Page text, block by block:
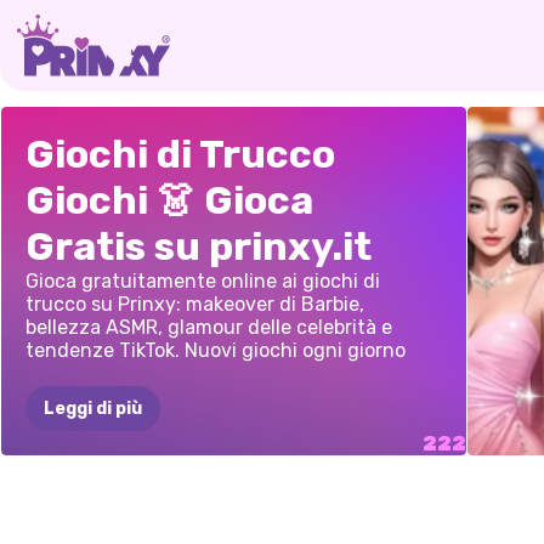
TRASFORMAZIONE
GLAMOUR
TRAVESTIMENTI
DELLA
STAGIONE
DELLA
MOON
SPORTS
LEAGUE
IN
MAKEUP:
SALONE
DI
BELLEZZA
WORLD:
SALONE
BELLEZZA
IL
Giochi di Trucco
Giochi 👗 Gioca
Gratis su prinxy.it
Gioca gratuitamente online ai giochi di
trucco su Prinxy: makeover di Barbie,
bellezza ASMR, glamour delle celebrità e
tendenze TikTok. Nuovi giochi ogni giorno
Leggi di più